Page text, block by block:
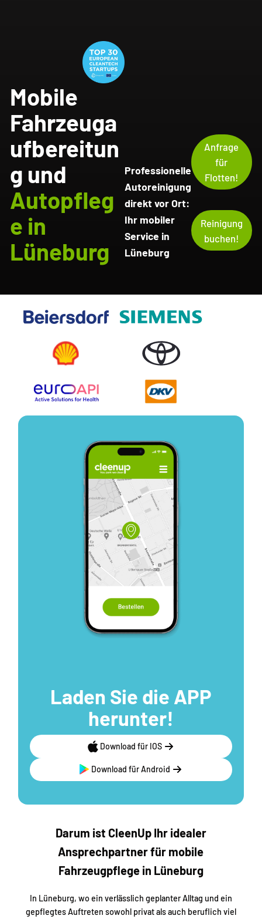
Mobile
Fahrzeuga
ufbereitun
g und
Autopfleg
e in
Lüneburg
Professionelle
Autoreinigung
direkt vor Ort:
Ihr mobiler
Service in
Lüneburg
Reinigung
buchen!
Anfrage
für
Flotten!
Laden Sie die APP
herunter!
Download für IOS
Download für Android
Darum ist CleenUp Ihr idealer
Ansprechpartner für mobile
Fahrzeugpflege in Lüneburg
In Lüneburg, wo ein verlässlich geplanter Alltag und ein
gepflegtes Auftreten sowohl privat als auch beruflich viel